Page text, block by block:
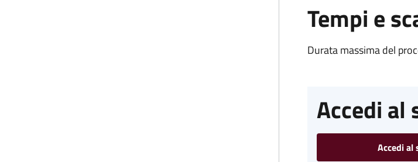
Tempi e
Durata massima del
Accedi al
Accedi al